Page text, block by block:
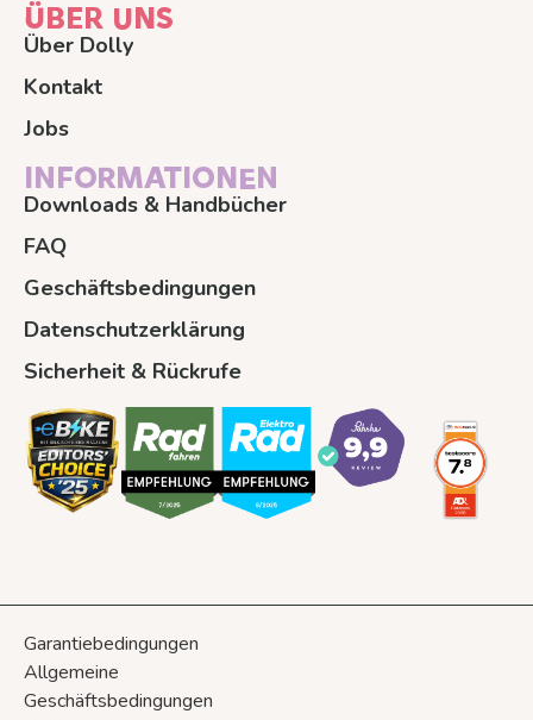
ÜBER UNS
Über Dolly
Kontakt
Jobs
INFORMATIONEN
Downloads & Handbücher
FAQ
Geschäftsbedingungen
Datenschutzerklärung
Sicherheit & Rückrufe
Garantiebedingungen
Allgemeine
Geschäftsbedingungen